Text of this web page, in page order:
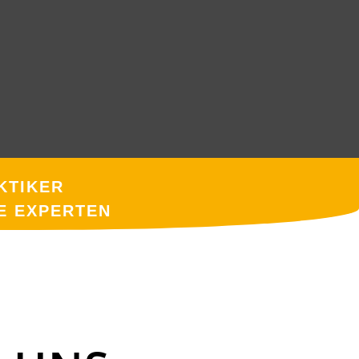
EXPERTEN